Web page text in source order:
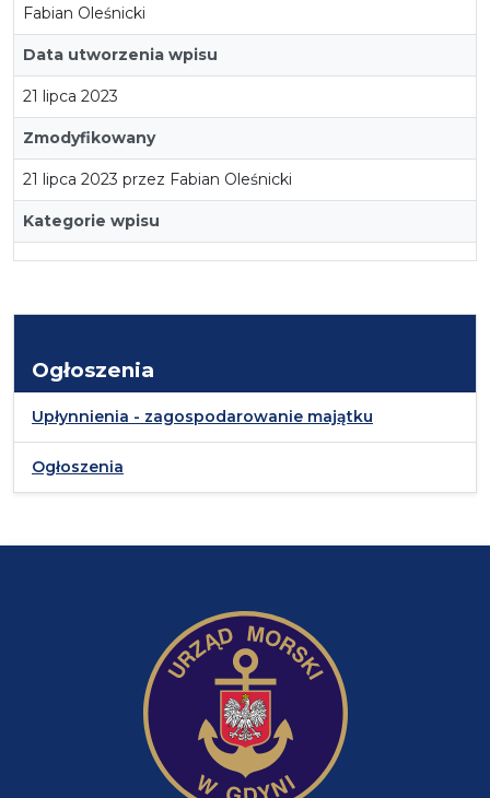
Fabian Oleśnicki
Data utworzenia wpisu
21 lipca 2023
Zmodyfikowany
21 lipca 2023 przez Fabian Oleśnicki
Kategorie wpisu
Ogłoszenia
Upłynnienia - zagospodarowanie majątku
Ogłoszenia